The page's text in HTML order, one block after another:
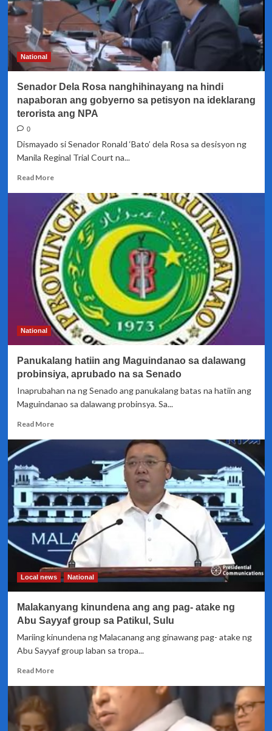
Congressman
Teves
sinimulan
na
National
Senador Dela Rosa nanghihinayang na hindi
napaboran ang gobyerno sa petisyon na ideklarang
terorista ang NPA
0
Dismayado si Senador Ronald ‘Bato’ dela Rosa sa desisyon ng
Manila Reginal Trial Court na...
Read MoreRead
about
Senador
Dela
Rosa
nanghihinayang
na
hindi
napaboran
ang
gobyerno
sa
petisyon
na
terorista
ang
National
Panukalang hatiin ang Maguindanao sa dalawang
probinsiya, aprubado na sa Senado
Inaprubahan na ng Senado ang panukalang batas na hatiin ang
Maguindanao sa dalawang probinsya. Sa...
Read MoreRead
hatiin
ang
Maguindanao
sa
dalawang
probinsiya,
aprubado
na
sa
Senado
Local news National
Malakanyang kinundena ang ang pag- atake ng
Abu Sayyaf group sa Patikul, Sulu
Mariing kinundena ng Malacanang ang ginawang pag- atake ng
Abu Sayyaf group laban sa tropa...
Read MoreRead
Malakanyang
kinundena